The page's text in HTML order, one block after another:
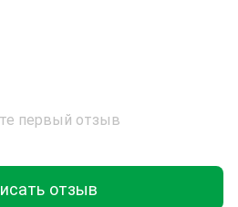
первый отзыв
отзыв